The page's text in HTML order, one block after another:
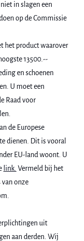
in slagen een
op de Commissie
het product waarover
13500.--
en schoenen
U moet een
Raad voor
de Europese
dienen. Dit is vooral
EU-land woont. U
link. Vermeld bij het
van onze
uit
aan derden. Wij